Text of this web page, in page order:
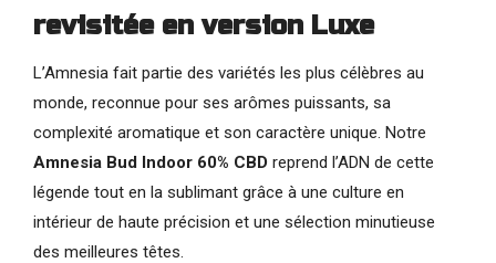
revisitée en version Luxe
L’Amnesia fait partie des variétés les plus célèbres au
monde, reconnue pour ses arômes puissants, sa
complexité aromatique et son caractère unique. Notre
Amnesia Bud Indoor 60% CBD reprend l’ADN de cette
légende tout en la sublimant grâce à une culture en
intérieur de haute précision et une sélection minutieuse
des meilleures têtes.